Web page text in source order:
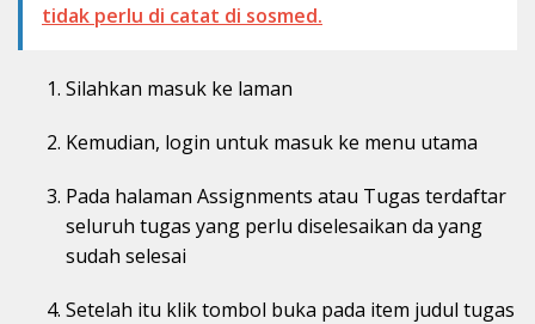
tidak perlu di catat di sosmed.
Silahkan masuk ke laman
Kemudian, login untuk masuk ke menu utama
Pada halaman Assignments atau Tugas terdaftar
seluruh tugas yang perlu diselesaikan da yang
sudah selesai
Setelah itu klik tombol buka pada item judul tugas